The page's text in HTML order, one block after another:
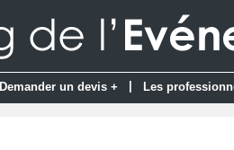
un devis + Les